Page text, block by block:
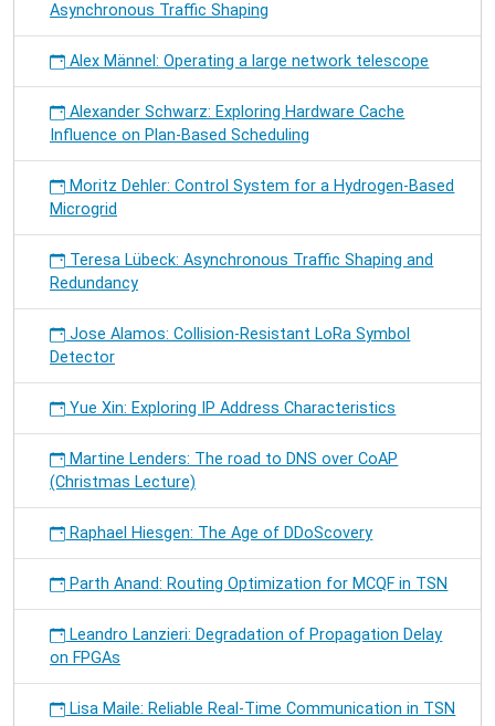
Asynchronous Traffic Shaping
Alex Männel: Operating a large network telescope
Alexander Schwarz: Exploring Hardware Cache
Influence on Plan-Based Scheduling
Moritz Dehler: Control System for a Hydrogen-Based
Microgrid
Teresa Lübeck: Asynchronous Traffic Shaping and
Redundancy
Jose Alamos: Collision-Resistant LoRa Symbol
Detector
Yue Xin: Exploring IP Address Characteristics
Martine Lenders: The road to DNS over CoAP
(Christmas Lecture)
Raphael Hiesgen: The Age of DDoScovery
Parth Anand: Routing Optimization for MCQF in TSN
Leandro Lanzieri: Degradation of Propagation Delay
on FPGAs
Lisa Maile: Reliable Real-Time Communication in TSN